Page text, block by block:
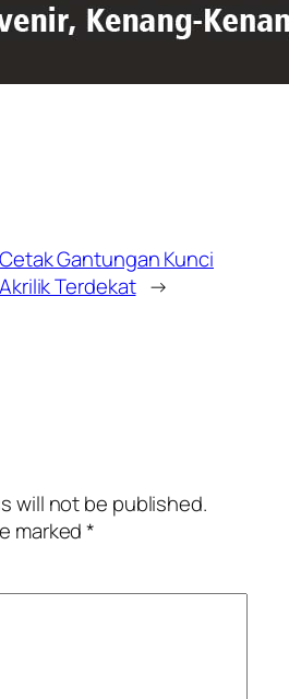
Cetak Gantungan Kunci
Akrilik Terdekat →
will not be published.
marked*